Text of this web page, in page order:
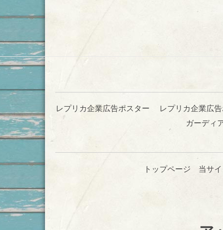
レプリカ企業広告ポスター レプリカ企業広
ガーディ
トップページ 当サ